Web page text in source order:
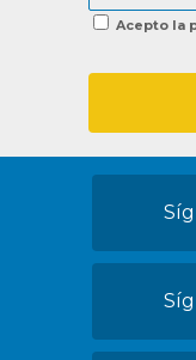
Acepto la